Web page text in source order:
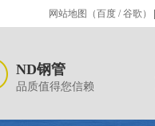
网站地图 （百度 /谷歌 ）
ND钢管
品质值得您信赖